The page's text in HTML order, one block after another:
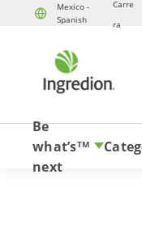
Mexico -
Spanish
Carre
ra
Be
what’s
next
TM